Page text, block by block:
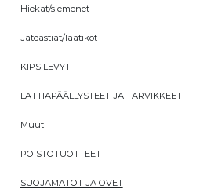
Hiekat/siemenet
Jäteastiat/laatikot
KIPSILEVYT
LATTIAPÄÄLLYSTEET JA TARVIKKEET
Muut
POISTOTUOTTEET
SUOJAMATOT JA OVET